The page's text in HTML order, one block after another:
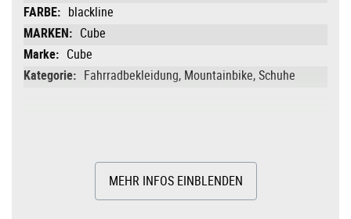
blackline
Cube
Cube
Fahrradbekleidung, Mountainbike, Schuhe
MEHR INFOS EINBLENDEN